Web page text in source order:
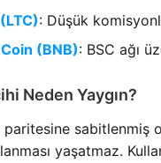
: Düşük
(BNB): BSC ağı
Neden Yaygın?
paritesine sabitlenmiş
yaşatmaz.